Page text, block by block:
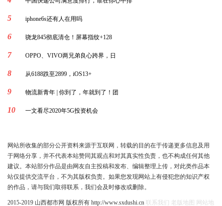
5 iphone6s还有人在用吗
6 骁龙845彻底清仓！屏幕指纹+128
7 OPPO、VIVO两兄弟良心跨界，日
8 从6188跌至2899，iOS13+
9 物流新青年 | 你到了，年就到了！团
10 一文看尽2020年5G投资机会
网站所收集的部分公开资料来源于互联网，转载的目的在于传递更多信息及用
于网络分享，并不代表本站赞同其观点和对其真实性负责，也不构成任何其他
建议。本站部分作品是由网友自主投稿和发布、编辑整理上传，对此类作品本
站仅提供交流平台，不为其版权负责。如果您发现网站上有侵犯您的知识产权
的作品，请与我们取得联系，我们会及时修改或删除。
2015-2019 山西都市网 版权所有 http://www.sxdushi.cn 联系我们 老版地图
网站地